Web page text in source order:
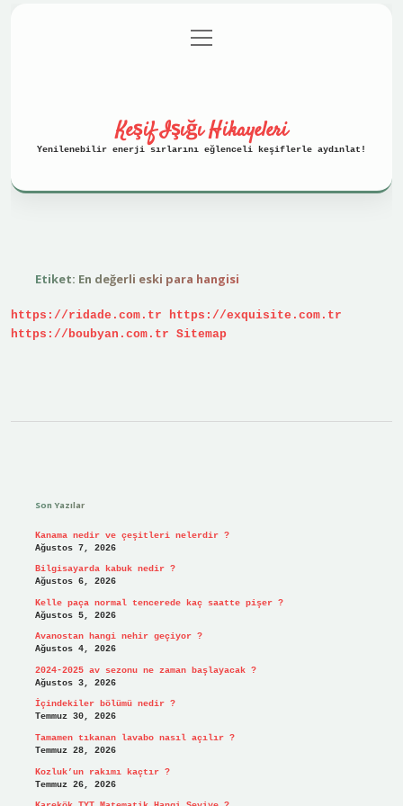
Gizlilik Politikası
menüyü
aç
Keşif Işığı Hikayeleri
Yenilenebilir enerji sırlarını eğlenceli keşiflerle aydınlat!
Etiket: En değerli eski para hangisi
https://ridade.com.tr
https://exquisite.com.tr
https://boubyan.com.tr Sitemap
Son Yazılar
Kanama nedir ve çeşitleri nelerdir ?
Ağustos 7, 2026
Bilgisayarda kabuk nedir ?
Ağustos 6, 2026
Kelle paça normal tencerede kaç saatte pişer ?
Ağustos 5, 2026
Avanostan hangi nehir geçiyor ?
Ağustos 4, 2026
2024-2025 av sezonu ne zaman başlayacak ?
Ağustos 3, 2026
İçindekiler bölümü nedir ?
Temmuz 30, 2026
Tamamen tıkanan lavabo nasıl açılır ?
Temmuz 28, 2026
Kozluk’un rakımı kaçtır ?
Temmuz 26, 2026